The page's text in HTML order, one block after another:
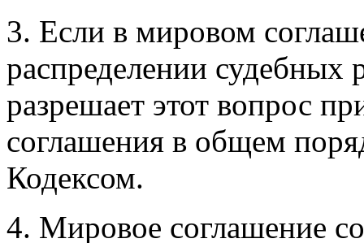
3. Если в мировом
распределении судебных
разрешает этот вопрос
соглашения в общем
Кодексом.
4. Мировое соглашение